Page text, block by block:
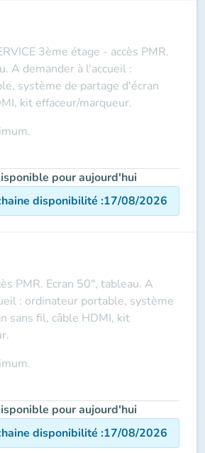
3ème étage - accès PMR.
A demander à l'accueil :
système de partage d'écran
kit effaceur/marqueur.
pour aujourd'hui
disponibilité :17/08/2026
PMR. Ecran 50", tableau. A
: ordinateur portable, système
sans fil, câble HDMI, kit
pour aujourd'hui
disponibilité :17/08/2026